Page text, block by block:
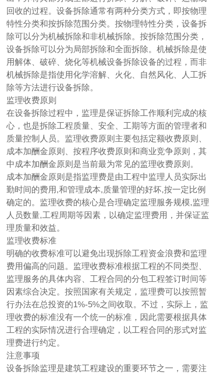
回收的过程。设备拆除通常有两种分类方式，即按物理
特性分类和按拆除范围分类。按物理特性分类，设备拆
除可以分为机械拆除和非机械拆除。按拆除范围分类，
设备拆除可以分为局部拆除和全面拆除。机械拆除是使
用解体、破碎、烧化等机械设备拆除设备的过程，而非
机械拆除是指使用化学溶解、火化、自然风化、人工拆
除等方法进行设备拆除。
监理收费原则
在设备拆除过程中，监理是保证拆除工作顺利完成的核
心，也是拆除工程质量、安全、工期等方面的管理者和
质量控制人员。监理收费原则主要包括定额收费原则、
成本加酬金原则、按程序收费原则和商业竞争原则，其
中成本加酬金原则是当前最为常见的监理收费原则。
成本加酬金原则是指监理费是由工程中监理人员实际出
勤时间的费用,和管理成本,质量管理的好坏,按一定比例
确定的。监理收费的核心是合理确定监理服务规模,监理
人员数量,工程周期等因素，以确定监理费用，并保证监
理质量和效益。
监理收费标准
明确的收费标准可以避免出现拆除工程资金浪费和监理
费用偏高的问题。监理收费标准根据工程的不同类型、
监理服务的具体内容、工程合同的分包工程签订时间等
因素综合决定。按照国家有关规定，监理费可以按照暂
行办法在总投资的1%-5%之间收取。不过，实际上，监
理收费的标准没有一个统一的标准，因此需要根据具体
工程的实际情况进行合理确定，以工程合同的形式对监
理费进行约定。
注意事项
设备拆除监理是建筑工程建设的重要环节之一，需要注